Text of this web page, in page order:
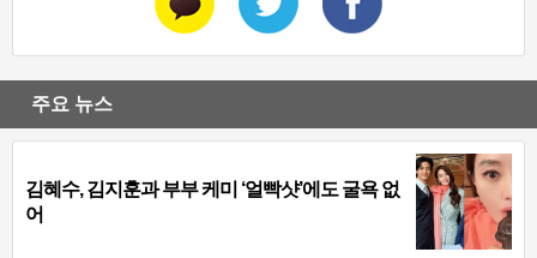
주요 뉴스
김혜수, 김지훈과 부부 케미 ‘얼빡샷’에도 굴욕 없
어